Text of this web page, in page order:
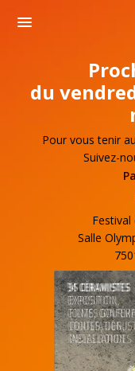
du
Pour vous tenir
Suivez-
Festival
Salle